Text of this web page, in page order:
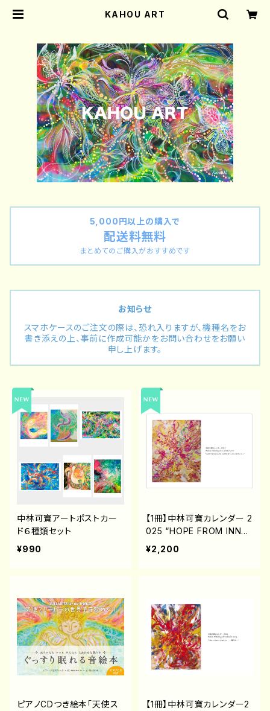
KAHOU ART
5,000円以上の購入で
配送料無料
まとめてのご購入がおすすめです
お知らせ
スマホケースのご注文の際は、恐れ入りますが、機種名をお
書き添えの上、事前に作成可能かをお問い合わせをお願い
申し上げます。
中林可寶アートポストカー
ド６種類セット
¥990
【1冊】中林可寶カレンダー 2
025 “HOPE FROM INNER
UNIVERSE 〜内なる希望
の光〜"
¥2,200
ピアノCDつき絵本「天使ス
【1冊】中林可寶カレンダー2